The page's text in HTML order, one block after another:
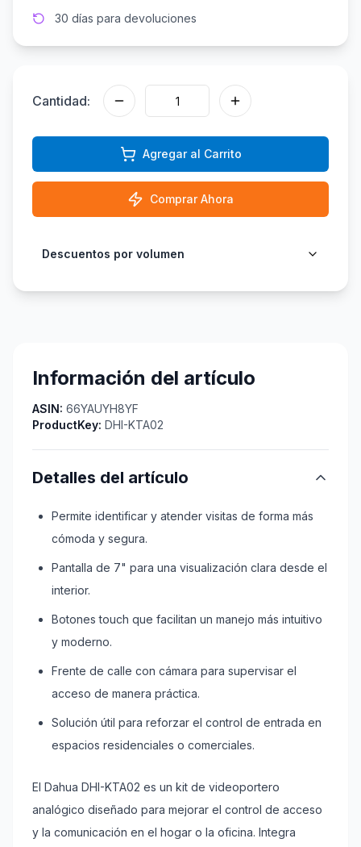
30 días para devoluciones
Cantidad:
Agregar al Carrito
Comprar Ahora
Descuentos por volumen
Información del artículo
ASIN: 66YAUYH8YF
ProductKey: DHI-KTA02
Detalles del artículo
Permite identificar y atender visitas de forma más
cómoda y segura.
Pantalla de 7" para una visualización clara desde el
interior.
Botones touch que facilitan un manejo más intuitivo
y moderno.
Frente de calle con cámara para supervisar el
acceso de manera práctica.
Solución útil para reforzar el control de entrada en
espacios residenciales o comerciales.
El Dahua DHI-KTA02 es un kit de videoportero
analógico diseñado para mejorar el control de acceso
y la comunicación en el hogar o la oficina. Integra